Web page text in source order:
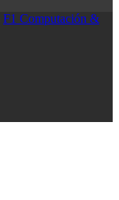
F1 Computación &